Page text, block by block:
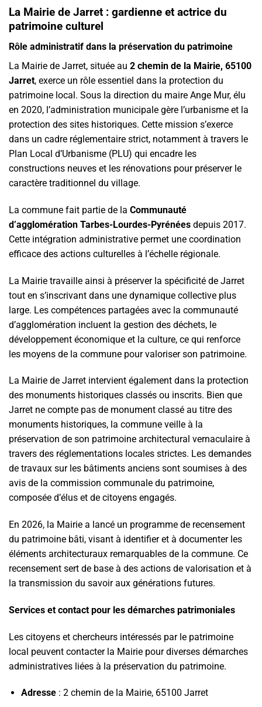
La Mairie de Jarret : gardienne et actrice du
patrimoine culturel
Rôle administratif dans la préservation du patrimoine
La Mairie de Jarret, située au 2 chemin de la Mairie, 65100
Jarret, exerce un rôle essentiel dans la protection du
patrimoine local. Sous la direction du maire Ange Mur, élu
en 2020, l’administration municipale gère l’urbanisme et la
protection des sites historiques. Cette mission s’exerce
dans un cadre réglementaire strict, notamment à travers le
Plan Local d’Urbanisme (PLU) qui encadre les
constructions neuves et les rénovations pour préserver le
caractère traditionnel du village.
La commune fait partie de la Communauté
d’agglomération Tarbes-Lourdes-Pyrénées depuis 2017.
Cette intégration administrative permet une coordination
efficace des actions culturelles à l’échelle régionale.
La Mairie travaille ainsi à préserver la spécificité de Jarret
tout en s’inscrivant dans une dynamique collective plus
large. Les compétences partagées avec la communauté
d’agglomération incluent la gestion des déchets, le
développement économique et la culture, ce qui renforce
les moyens de la commune pour valoriser son patrimoine.
La Mairie de Jarret intervient également dans la protection
des monuments historiques classés ou inscrits. Bien que
Jarret ne compte pas de monument classé au titre des
monuments historiques, la commune veille à la
préservation de son patrimoine architectural vernaculaire à
travers des réglementations locales strictes. Les demandes
de travaux sur les bâtiments anciens sont soumises à des
avis de la commission communale du patrimoine,
composée d’élus et de citoyens engagés.
En 2026, la Mairie a lancé un programme de recensement
du patrimoine bâti, visant à identifier et à documenter les
éléments architecturaux remarquables de la commune. Ce
recensement sert de base à des actions de valorisation et à
la transmission du savoir aux générations futures.
Services et contact pour les démarches patrimoniales
Les citoyens et chercheurs intéressés par le patrimoine
local peuvent contacter la Mairie pour diverses démarches
administratives liées à la préservation du patrimoine.
Adresse: 2 chemin de la Mairie, 65100 Jarret